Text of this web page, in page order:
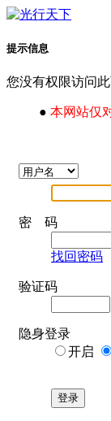
提示信息
您没有权限访问
● 本网站仅
密 码
找回密码
验证码
隐身登录
开启
登录